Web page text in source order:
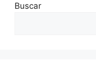
Buscar